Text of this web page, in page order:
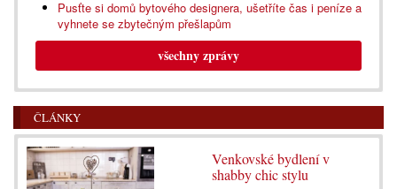
Pusťte si domů bytového designera, ušetříte čas i peníze a
vyhnete se zbytečným přešlapům
všechny zprávy
ČLÁNKY
Venkovské bydlení v
shabby chic stylu